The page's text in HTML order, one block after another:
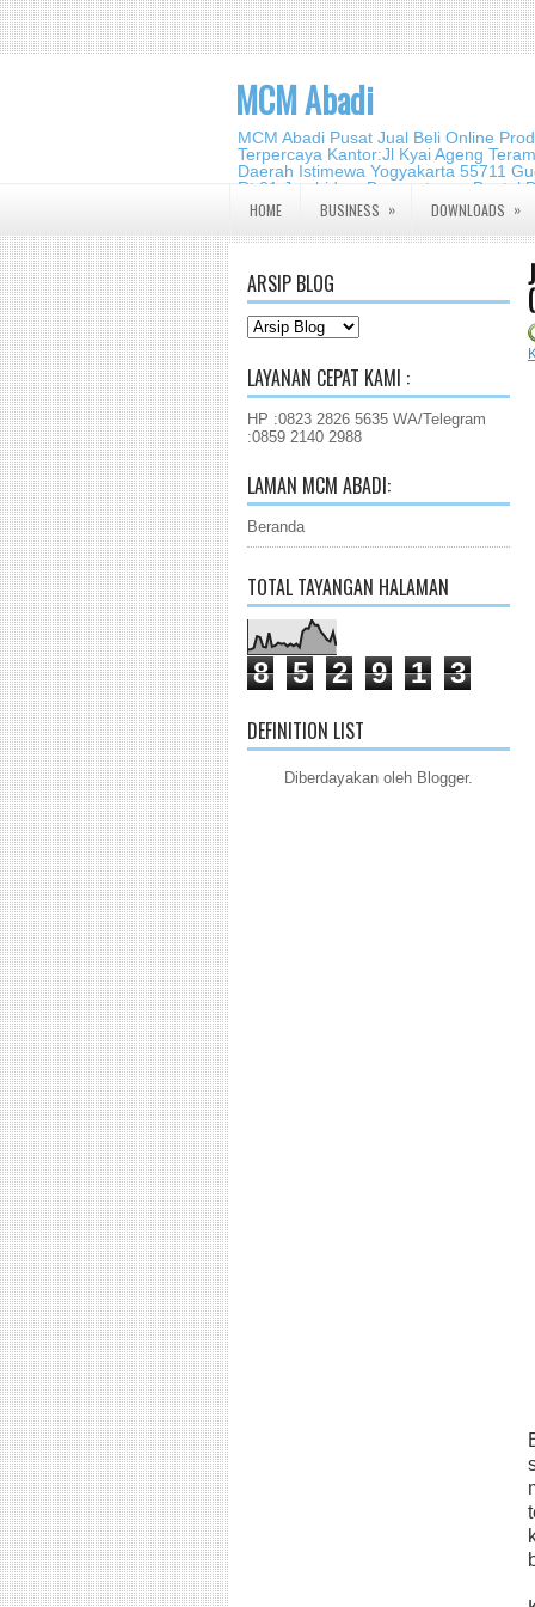
MCM Abadi
MCM Abadi Pusat Jual Beli Online
Terpercaya Kantor:Jl Kyai Ageng
Daerah Istimewa Yogyakarta 55711
Rt.01,Jambidan,
2140 2988
HOME BUSINESS » DOWNLOADS »
ARSIP BLOG
LAYANAN CEPAT KAMI :
HP :0823 2826 5635 WA/Telegram
:0859 2140 2988
LAMAN MCM ABADI:
Beranda
TOTAL TAYANGAN HALAMAN
8 5 2 9 1 3
DEFINITION LIST
Diberdayakan oleh Blogger.